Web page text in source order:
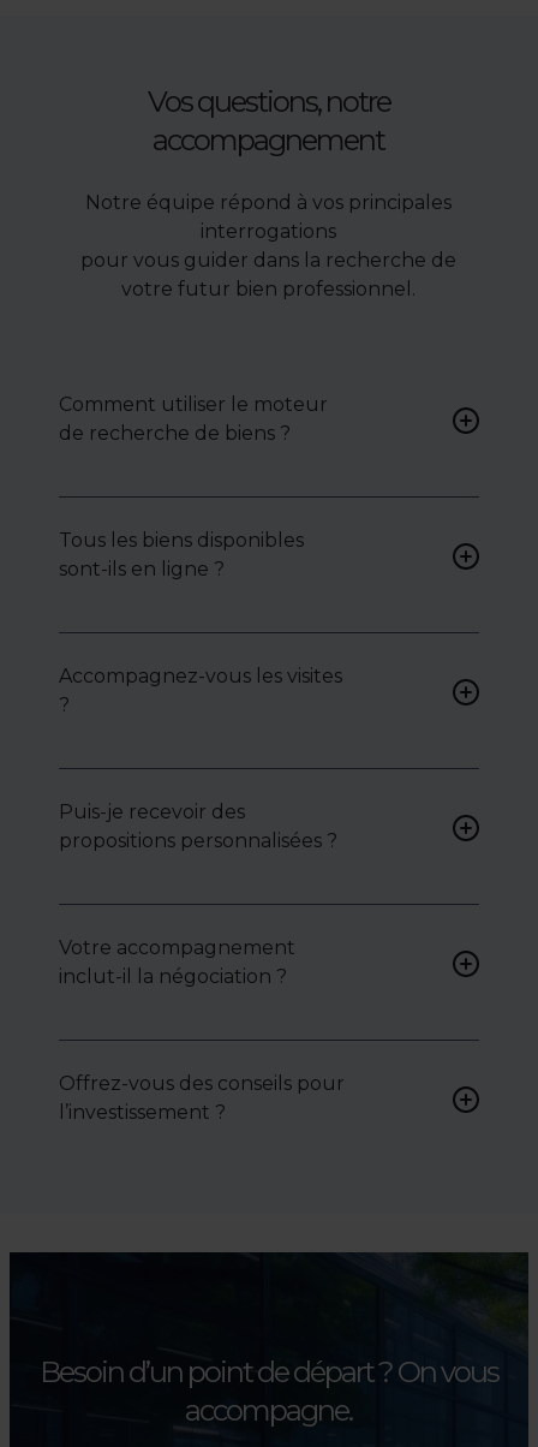
Vos questions, notre
accompagnement
Notre équipe répond à vos principales
interrogations
pour vous guider dans la recherche de
votre futur bien professionnel.
Comment utiliser le moteur
de recherche de biens ?
pour accéder à une liste de
biens ciblés.
Tous les biens disponibles
sont-ils en ligne ?
toute confidentialité :
contactez-nous pour y
Accompagnez-vous les visites
?
visites, analysons chaque bien
avec vous, et mettons en
lumière ses atouts ou
contraintes.
Puis-je recevoir des
propositions personnalisées ?
biens sur mesure, selon vos
attentes et votre secteur.
Votre accompagnement
inclut-il la négociation ?
négocier le prix, le bail ou les
conditions de vente.
Offrez-vous des conseils pour
l’investissement ?
l’évaluation et la valorisation
Besoin d’un point de départ ?On vous
accompagne.